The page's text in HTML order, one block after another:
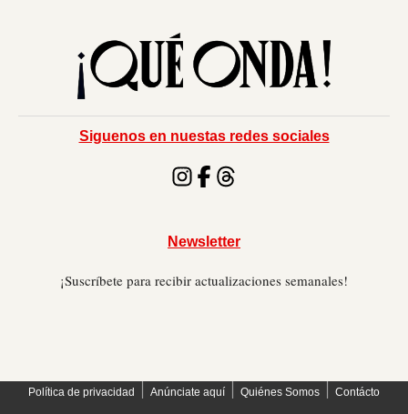
Siguenos en nuestas redes sociales
Newsletter
¡Suscríbete para recibir actualizaciones semanales!
Política de privacidad Anúnciate aquí Quiénes Somos Contácto